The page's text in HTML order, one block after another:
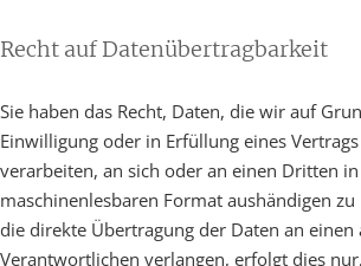
Recht auf Daten­übertrag­barkeit
Sie haben das Recht, Daten, die wir auf
Einwilligung oder in Erfüllung eines
verarbeiten, an sich oder an einen Dritten
maschinenlesbaren Format aushändigen zu
die direkte Übertragung der Daten an einen
Verantwortlichen verlangen, erfolgt dies